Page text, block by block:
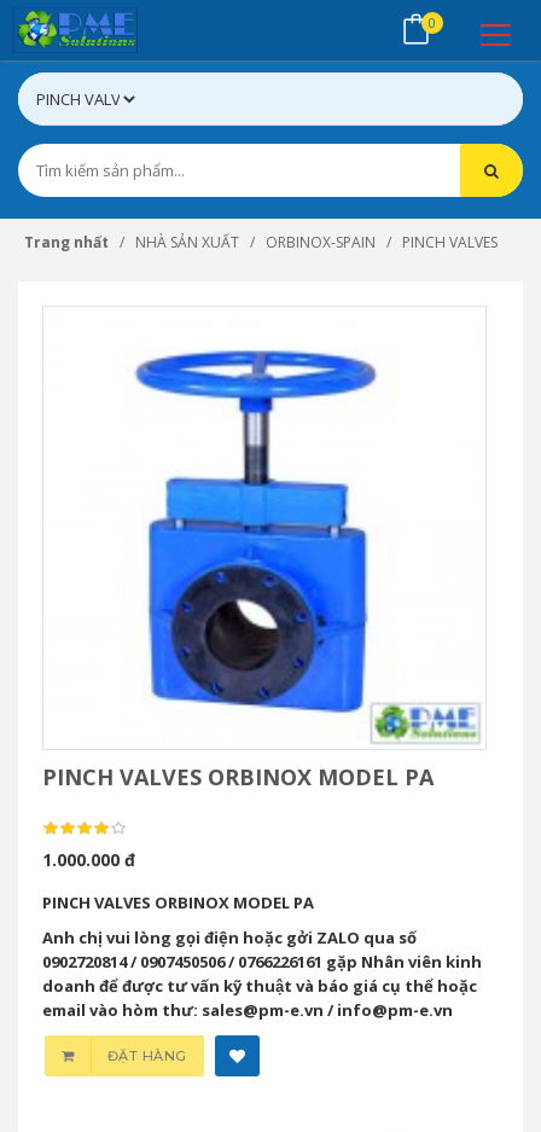
0
Trang nhất NHÀ SẢN XUẤT ORBINOX-SPAIN PINCH VALVES
PINCH VALVES ORBINOX MODEL PA
1.000.000 đ
PINCH VALVES ORBINOX MODEL PA
Anh chị vui lòng gọi điện hoặc gởi ZALO qua số
0902720814 / 0907450506 / 0766226161 gặp Nhân viên kinh
doanh để được tư vấn kỹ thuật và báo giá cụ thể hoặc
email vào hòm thư: sales@pm-e.vn / info@pm-e.vn
ĐẶT HÀNG